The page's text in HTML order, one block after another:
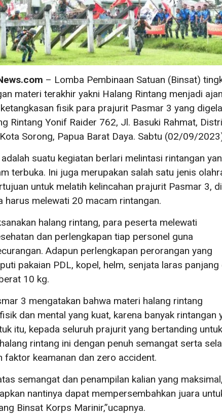
– Lomba Pembinaan Satuan (Binsat)
materi terakhir yakni Halang Rintang menjadi
fisik para prajurit Pasmar 3 yang
Rintang Yonif Raider 762, Jl. Basuki Rahmat,
Sorong, Papua Barat Daya. Sabtu (02/09/
suatu kegiatan berlari melintasi rintangan
terbuka. Ini juga merupakan salah satu jenis
untuk melatih kelincahan prajurit Pasmar 3,
harus melewati 20 macam rintangan.
halang rintang, para peserta melewati
dan perlengkapan tiap personel guna
Adapun perlengkapan perorangan yang
pakaian PDL, kopel, helm, senjata laras panjang
10 kg.
3 mengatakan bahwa materi halang rintang
dan mental yang kuat, karena banyak rintangan
itu, kepada seluruh prajurit yang bertanding untuk
rintang ini dengan penuh semangat serta
faktor keamanan dan zero accident.
semangat dan penampilan kalian yang maksimal,
nantinya dapat mempersembahkan juara
Binsat Korps Marinir,”ucapnya.